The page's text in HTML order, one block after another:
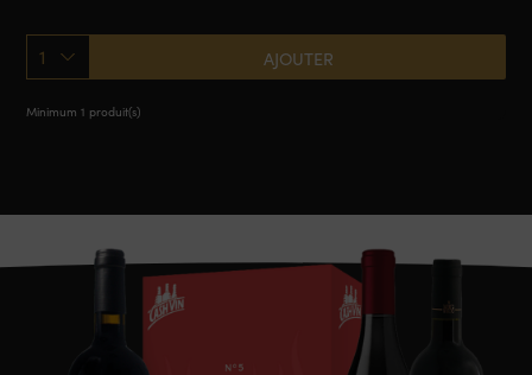
1 AJOUTER
Minimum 1 produit(s)